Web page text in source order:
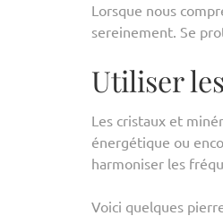
Lorsque nous
sereinement. Se
Utiliser
Les cristaux et
énergétique ou
harmoniser les
Voici quelques